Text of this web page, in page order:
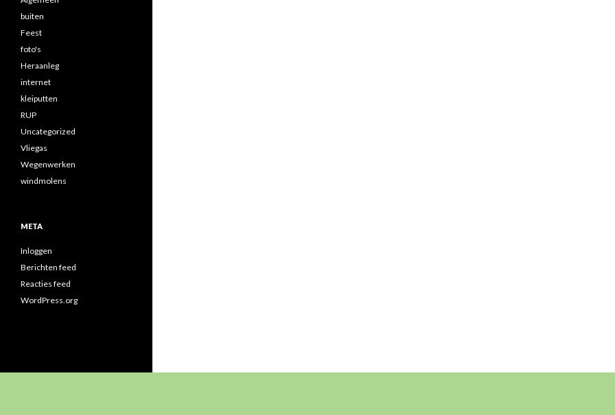
buiten
Feest
foto's
Heraanleg
internet
kleiputten
RUP
Uncategorized
Vliegas
Wegenwerken
windmolens
META
Inloggen
Berichten feed
Reacties feed
WordPress.org